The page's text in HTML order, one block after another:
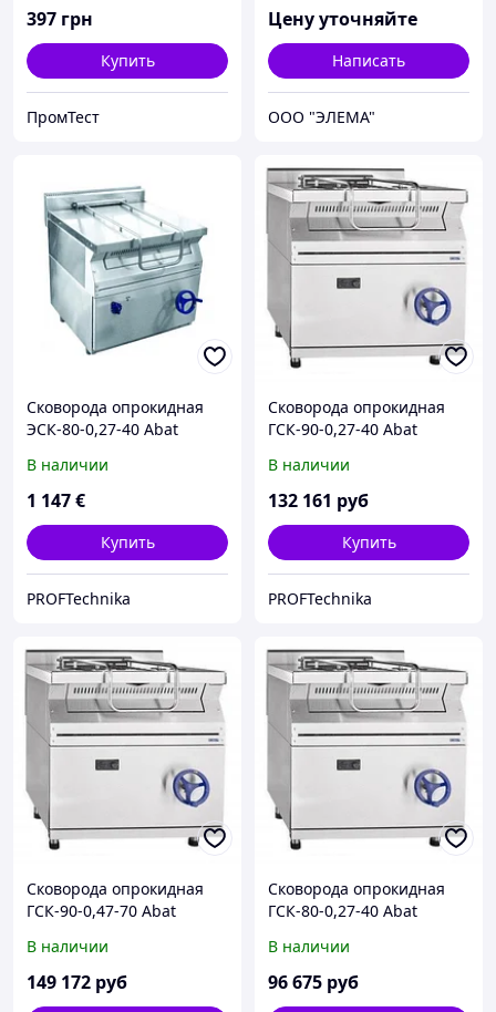
397 грн
Купить
ПромТест
Цену уточняйте
Написать
ООО "ЭЛЕМА"
Сковорода опрокидная
ЭСК-80-0,27-40 Abat
В наличии
1 147€
Купить
PROFTechnika
Сковорода опрокидная
ГСК-90-0,27-40 Abat
В наличии
132 161 руб
Купить
PROFTechnika
Сковорода опрокидная
ГСК-90-0,47-70 Abat
В наличии
149 172 руб
Сковорода опрокидная
ГСК-80-0,27-40 Abat
В наличии
96 675 руб